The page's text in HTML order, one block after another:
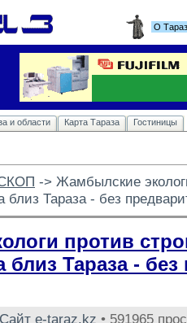
О
и области Карта Тараза Гостиницы
-> Жамбылские
близ Тараза - без
против
Тараза -
Сайт e-taraz.kz • 591965